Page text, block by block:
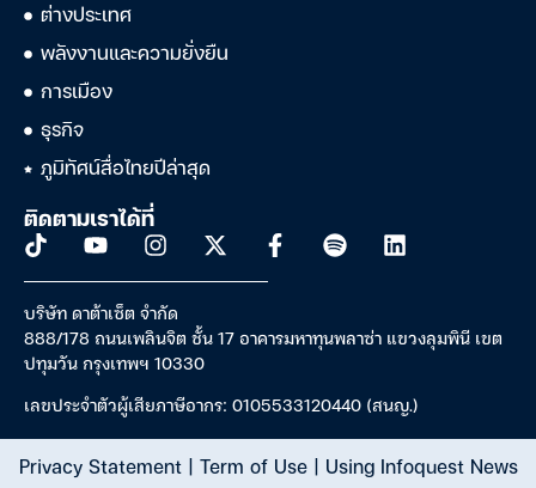
ต่างประเทศ
พลังงานและความยั่งยืน
การเมือง
ธุรกิจ
ภูมิทัศน์สื่อไทยปีล่าสุด
ติดตามเราได้ที่
บริษัท ดาต้าเซ็ต จำกัด
888/178 ถนนเพลินจิต ชั้น 17 อาคารมหาทุนพลาซ่า แขวงลุมพินี เขต
ปทุมวัน กรุงเทพฯ 10330
เลขประจำตัวผู้เสียภาษีอากร: 0105533120440 (สนญ.)
Privacy Statement| Term of Use| Using Infoquest News